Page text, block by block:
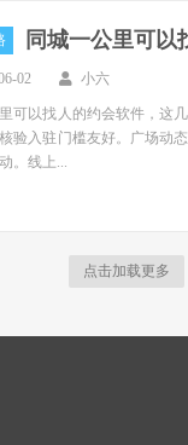
同城一公里可以
02 小六
可以找人的约会软件，这
验入驻门槛友好。广场动
。线上...
点击加载更多